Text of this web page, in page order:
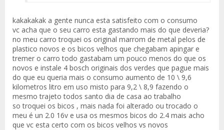
kakakakak a gente nunca esta satisfeito com o consumo
vc acha que o seu carro esta gastando mais do que deveria?
no meu carro troquei os original marrom de metal pelos de
plastico novos e os bicos velhos que chegabam apingar e
tremer o carro todo gastabam um pouco menos do que os
novos e instale 4 bosch originais dos verdes que pague mais
do que eu queria mais o consumo aumento de 10 \ 9,6
kilometros litro em uso misto para 9,2 \ 8,9 fazendo o
mesmo trajeto todos santo dia de casa ao trabalho
so troquei os bicos , mais nada foi alterado ou trocado o
meu é un 2.0 16v e usa os mesmos bicos do 2.4 mais acho
que vc esta certo com os bicos velhos vs novos